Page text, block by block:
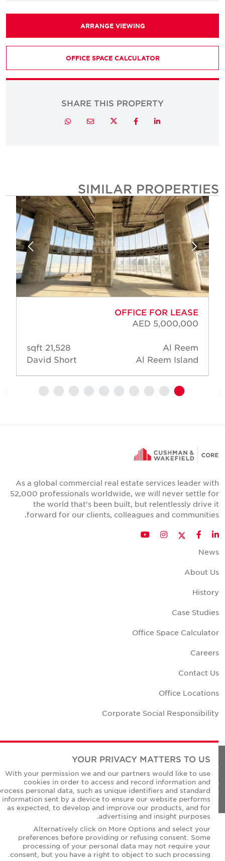
ARRANGE VIEWING
OFFICE SPACE CALCULATOR
SHARE THIS PROPERTY
LinkedIn
Facebook
Twitter
Email
Whatsapp
SIMILAR PROPERTIES
OFFICE FOR LEASE
AED 5,000,000
Al Reem
Al Reem Island
21,528 sqft
David Short
As a global commercial real estate services leader with
52,000 professionals worldwide, we will never settle for
the world that's been built, but relentlessly drive it
forward for our clients, colleagues and communities.
LinkedIn
Facebook
Twitter
Instagram
YouTube
News
About Us
History
Case Studies
Office Space Calculator
Careers
Contact Us
Office Locations
Corporate Social Responsibility
Privacy Policies
© Copyright Cushman & Wakefield Core 2026.
All Rights Reserved.
YOUR PRIVACY MATTERS TO US
With your permission we and our partners would like to use
cookies in order to access and record information and
process personal data, such as unique identifiers and standard
information sent by a device to ensure our website performs
as expected, to develop and improve our products, and for
advertising and insight purposes.
Alternatively click on More Options and select your
preferences before providing or refusing consent. Some
processing of your personal data may not require your
consent, but you have a right to object to such processing.